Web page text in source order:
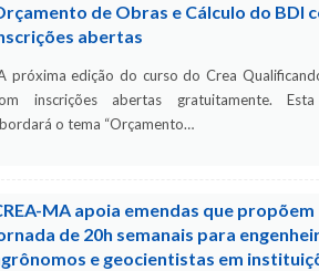
de Obras e Cálculo do BDI
abertas
próxima edição do curso do Crea
inscrições abertas gratuitamente.
o tema “Orçamento…
MA apoia emendas que propõem
de 20h semanais para
e geocientistas em